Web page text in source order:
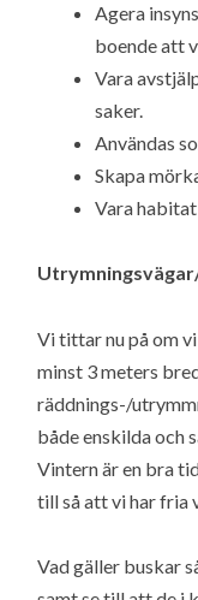
Agera
boende att
Vara
saker.
Användas
Skapa
Vara
Vi tittar nu på om
minst 3 meters
räddnings-/
både enskilda och
Vintern är en bra
till så att vi har fria
Vad gäller buskar